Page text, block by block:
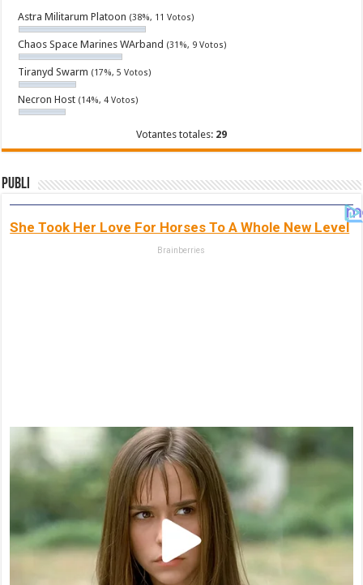
Astra Militarum Platoon (38%, 11 Votos)
Chaos Space Marines WArband (31%, 9 Votos)
Tiranyd Swarm (17%, 5 Votos)
Necron Host (14%, 4 Votos)
Votantes totales: 29
Publi
She Took Her Love For Horses To A Whole New Level
Brainberries